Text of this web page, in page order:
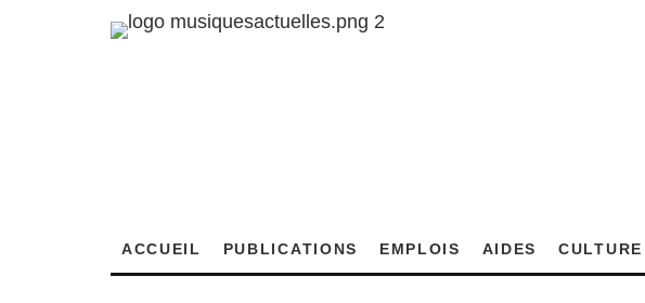
ACCUEIL PUBLICATIONS EMPLOIS AIDES